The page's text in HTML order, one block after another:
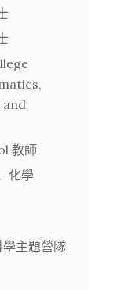
教師
化學
主題營隊